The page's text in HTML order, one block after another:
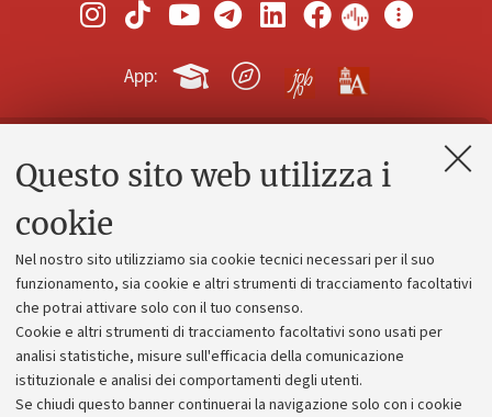
Questo sito web utilizza i
cookie
Nel nostro sito utilizziamo sia cookie tecnici necessari per il suo
funzionamento, sia cookie e altri strumenti di tracciamento facoltativi
che potrai attivare solo con il tuo consenso.
Cookie e altri strumenti di tracciamento facoltativi sono usati per
analisi statistiche, misure sull'efficacia della comunicazione
istituzionale e analisi dei comportamenti degli utenti.
Se chiudi questo banner continuerai la navigazione solo con i cookie
App:
Contatti e PEC
Alumni community
Piano strategico
Bilanci
Donazioni e 5x1000